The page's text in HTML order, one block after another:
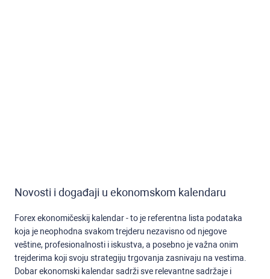
Novosti i događaji u ekonomskom kalendaru
Forex ekonomičeskij kalendar - to je referentna lista podataka
koja je neophodna svakom trejderu nezavisno od njegove
veštine, profesionalnosti i iskustva, a posebno je važna onim
trejderima koji svoju strategiju trgovanja zasnivaju na vestima.
Dobar ekonomski kalendar sadrži sve relevantne sadržaje i